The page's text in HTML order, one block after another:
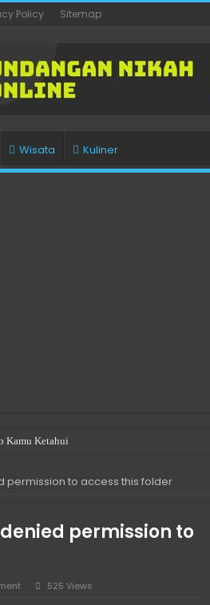
Policy Sitemap
Wisata Kuliner
Kamu Ketahui
Gen 10 ke Atas Saat SSD Tidak Terdeteksi
permission to access this folder
permission to
525 Views